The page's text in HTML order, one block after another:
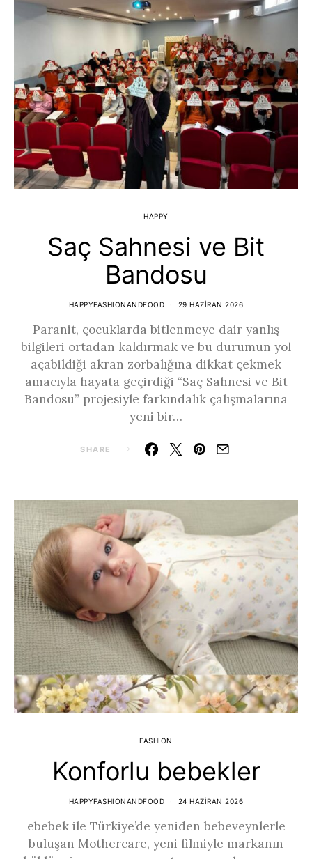
HAPPY
Saç Sahnesi ve Bit
Bandosu
HAPPYFASHIONANDFOOD 29 HAZIRAN 2026
Paranit, çocuklarda bitlenmeye dair yanlış
bilgileri ortadan kaldırmak ve bu durumun yol
açabildiği akran zorbalığına dikkat çekmek
amacıyla hayata geçirdiği “Saç Sahnesi ve Bit
Bandosu” projesiyle farkındalık çalışmalarına
yeni bir…
SHARE
FASHION
Konforlu bebekler
HAPPYFASHIONANDFOOD 24 HAZIRAN 2026
ebebek ile Türkiye’de yeniden bebeveynlerle
buluşan Mothercare, yeni filmiyle markanın